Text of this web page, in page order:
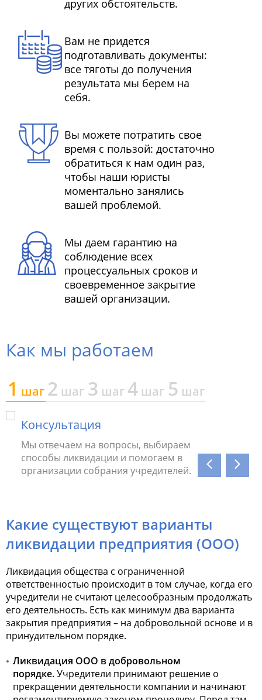
других обстоятельств.
Вам не придется
подготавливать документы:
все тяготы до получения
результата мы берем на
себя.
Вы можете потратить свое
время с пользой: достаточно
обратиться к нам один раз,
чтобы наши юристы
моментально занялись
вашей проблемой.
Мы даем гарантию на
соблюдение всех
процессуальных сроков и
своевременное закрытие
вашей организации.
Как мы работаем
1 шаг 2 шаг 3 шаг 4 шаг 5 шаг
Консультация
Мы отвечаем на вопросы, выбираем
способы ликвидации и помогаем в
организации собрания учредителей.
Какие существуют варианты
ликвидации предприятия (ООО)
Ликвидация общества с ограниченной
ответственностью происходит в том случае, когда его
учредители не считают целесообразным продолжать
его деятельность. Есть как минимум два варианта
закрытия предприятия – на добровольной основе и в
принудительном порядке.
Ликвидация ООО в добровольном
порядке.Учредители принимают решение о
прекращении деятельности компании и начинают